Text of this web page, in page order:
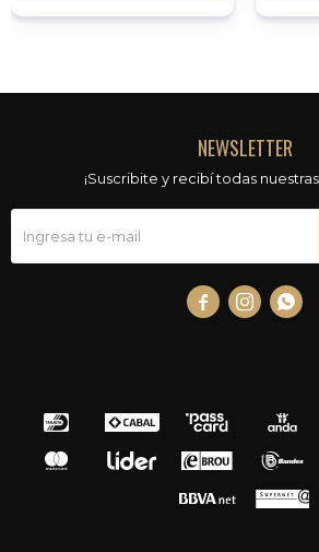
NEWSLETTER
¡Suscribite y recibí todas
  